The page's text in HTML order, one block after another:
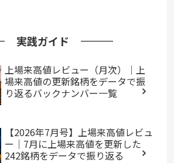
実践ガイド
上場来高値レビュー（月次）｜上
場来高値の更新銘柄をデータで振
り返るバックナンバー一覧
【2026年7月号】上場来高値レビュ
ー｜7月に上場来高値を更新した
242銘柄をデータで振り返る